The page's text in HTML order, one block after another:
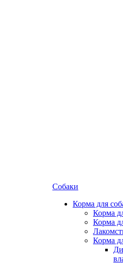
Собаки
Корма для
Корма
Корма
Корма